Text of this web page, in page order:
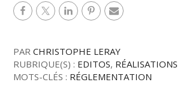
PARCHRISTOPHE LERAY
RUBRIQUE(S) : EDITOS, RÉALISATIONS
MOTS-CLÉS : RÉGLEMENTATION